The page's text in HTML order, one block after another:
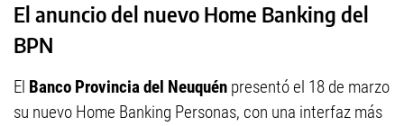
El anuncio del nuevo Home Banking del
BPN
El Banco Provincia del Neuquén presentó el 18 de marzo
su nuevo Home Banking Personas, con una interfaz más